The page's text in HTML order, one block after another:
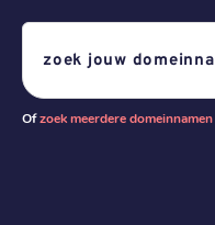
Verhuizen: € 7,39
Verlengen: € 11,09
.xyz
Ofzoek meerdere domeinnamen